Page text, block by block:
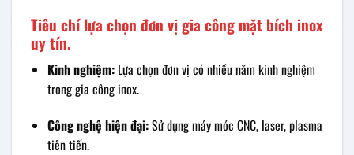
Tiêu chí lựa chọn đơn vị gia công mặt bích inox
uy tín.
Kinh nghiệm:Lựa chọn đơn vị có nhiều năm kinh nghiệm
trong gia công inox.
Công nghệ hiện đại:Sử dụng máy móc CNC, laser, plasma
tiên tiến.